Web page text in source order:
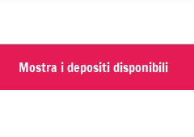
Mostra i depositi disponibili